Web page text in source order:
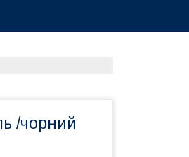
/чорний